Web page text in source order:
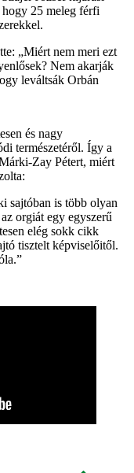
25 meleg férfi
„Miért nem meri ezt
Nem akarják
leváltsák Orbán
és nagy
természetéről. Így a
Zay Pétert, miért
sajtóban is több olyan
orgiát egy egyszerű
elég sokk cikk
tisztelt képviselőitől.